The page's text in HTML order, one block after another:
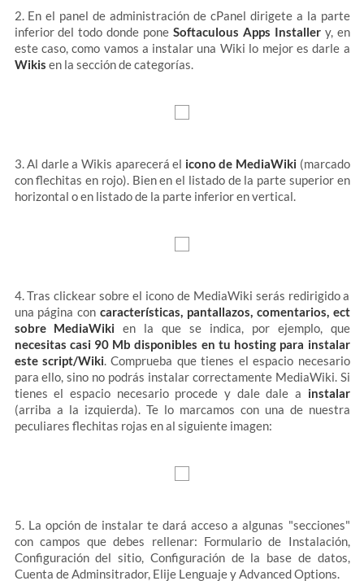
2. En el panel de administración de cPanel dirigete a la parte
inferior del todo donde pone Softaculous Apps Installery, en
este caso, como vamos a instalar una Wiki lo mejor es darle a
Wikis en la sección de categorías.
3. Al darle a Wikis aparecerá el icono de MediaWiki (marcado
con flechitas en rojo). Bien en el listado de la parte superior en
horizontal o en listado de la parte inferior en vertical.
4. Tras clickear sobre el icono de MediaWiki serás redirigido a
una página con características, pantallazos, comentarios, ect
sobre MediaWiki en la que se indica, por ejemplo, que
necesitas casi 90 Mb disponibles en tu hosting para instalar
este script/Wiki. Comprueba que tienes el espacio necesario
para ello, sino no podrás instalar correctamente MediaWiki. Si
tienes el espacio necesario procede y dale dale a instalar
(arriba a la izquierda). Te lo marcamos con una de nuestra
peculiares flechitas rojas en al siguiente imagen:
5. La opción de instalar te dará acceso a algunas "secciones"
con campos que debes rellenar: Formulario de Instalación,
Configuración del sitio, Configuración de la base de datos,
Cuenta de Adminsitrador, Elije Lenguaje y Advanced Options.